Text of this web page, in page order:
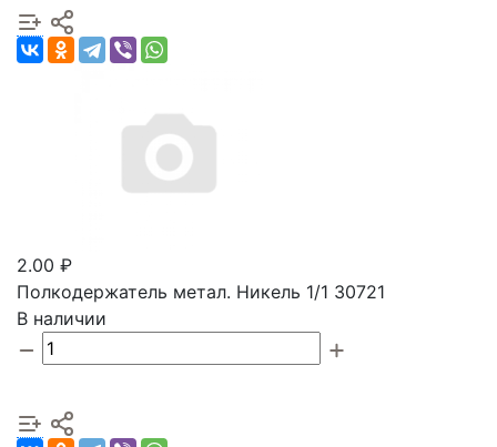
2.00 ₽
Полкодержатель метал. Никель 1/1 30721
В наличии